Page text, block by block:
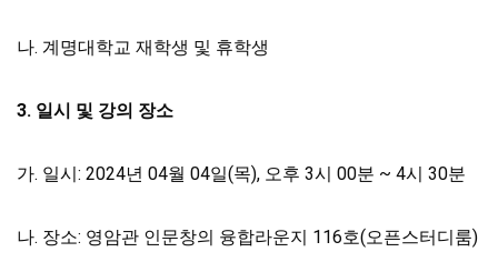
나. 계명대학교 재학생 및 휴학생
3. 일시 및 강의 장소
가. 일시: 2024년 04월 04일(목), 오후 3시 00분 ~ 4시 30분
나. 장소: 영암관 인문창의 융합라운지 116호(오픈스터디룸)